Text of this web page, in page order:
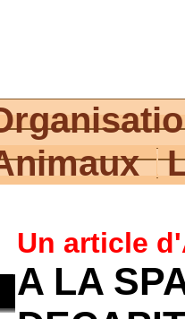
Un article
A LA